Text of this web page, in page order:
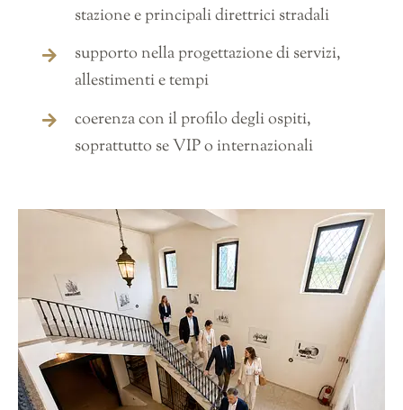
stazione e principali direttrici stradali
supporto nella progettazione di servizi,
allestimenti e tempi
coerenza con il profilo degli ospiti,
soprattutto se VIP o internazionali